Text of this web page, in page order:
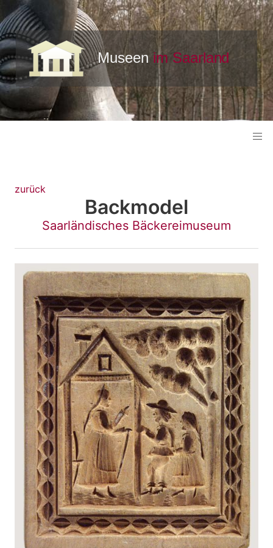
zurück
Backmodel
Saarländisches Bäckereimuseum